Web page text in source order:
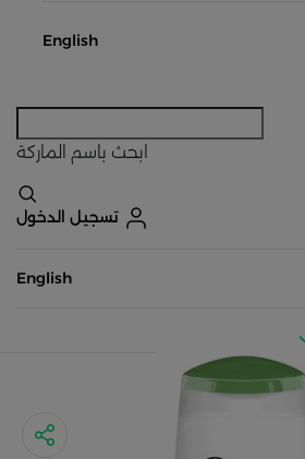
English
ابحث باسم الماركة
تسجيل الدخول
English